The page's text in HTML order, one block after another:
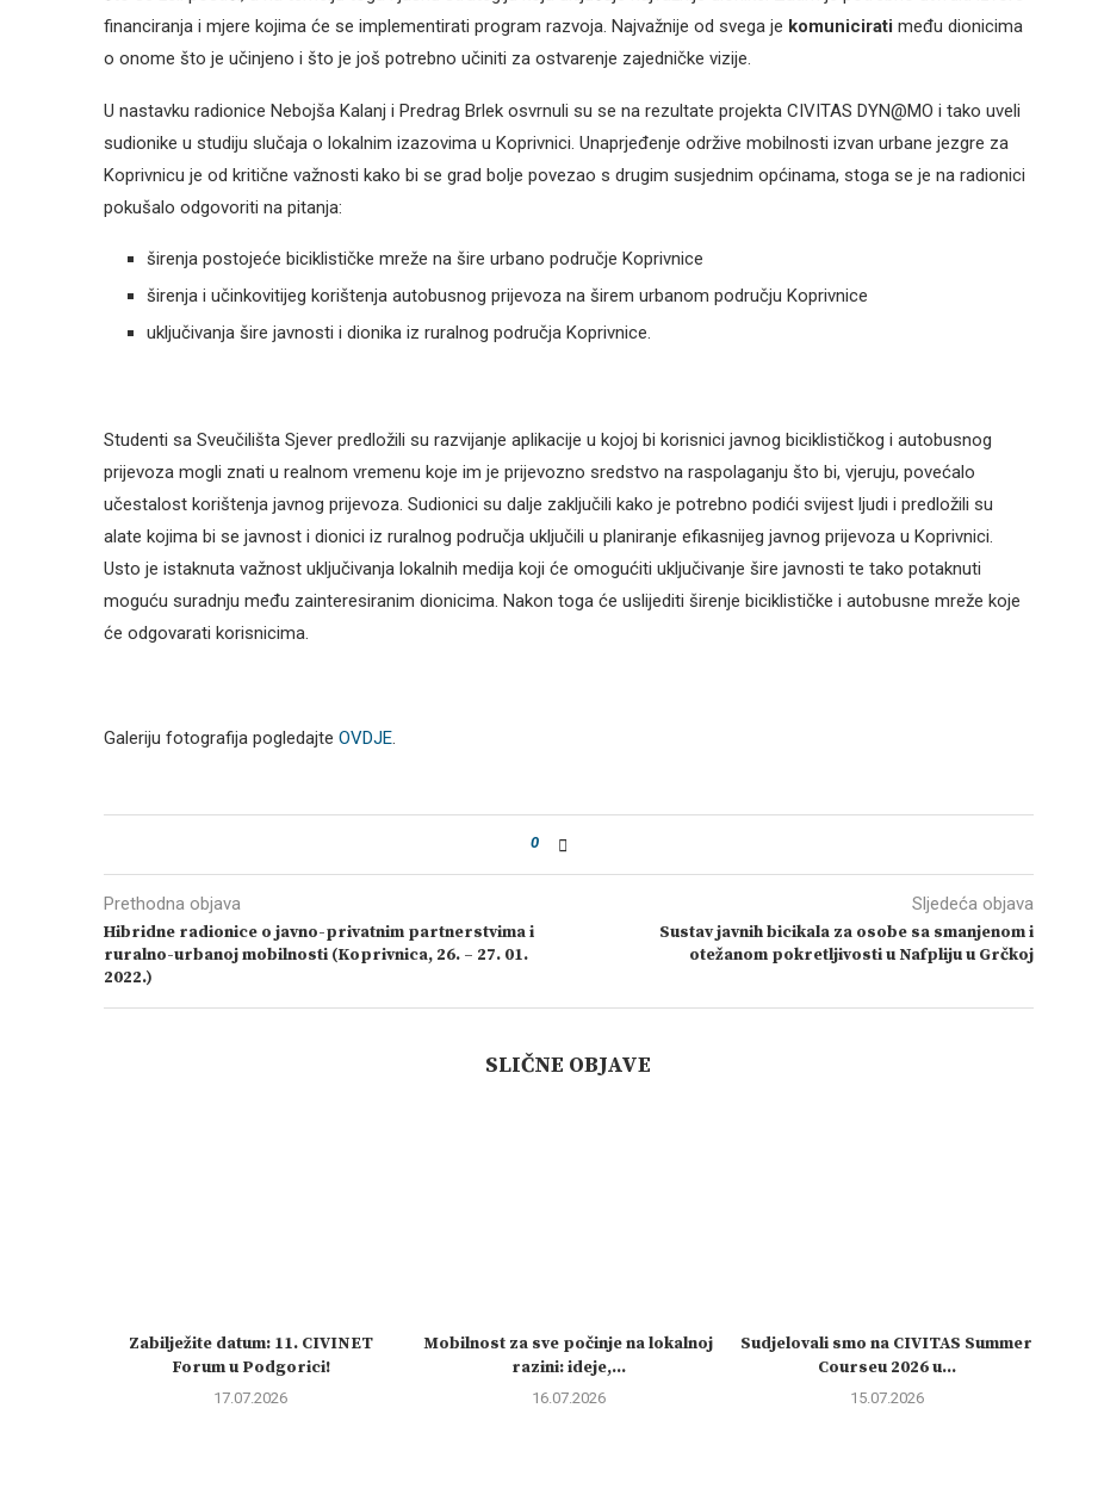
financiranja i mjere kojima će se implementirati program razvoja. Najvažnije od svega je komunicirati među dionicima
o onome što je učinjeno i što je još potrebno učiniti za ostvarenje zajedničke vizije.
U nastavku radionice Nebojša Kalanj i Predrag Brlek osvrnuli su se na rezultate projekta CIVITAS DYN@MO i tako uveli
sudionike u studiju slučaja o lokalnim izazovima u Koprivnici. Unaprjeđenje održive mobilnosti izvan urbane jezgre za
Koprivnicu je od kritične važnosti kako bi se grad bolje povezao s drugim susjednim općinama, stoga se je na radionici
pokušalo odgovoriti na pitanja:
širenja postojeće biciklističke mreže na šire urbano područje Koprivnice
širenja i učinkovitijeg korištenja autobusnog prijevoza na širem urbanom području Koprivnice
uključivanja šire javnosti i dionika iz ruralnog područja Koprivnice.
Studenti sa Sveučilišta Sjever predložili su razvijanje aplikacije u kojoj bi korisnici javnog biciklističkog i autobusnog
prijevoza mogli znati u realnom vremenu koje im je prijevozno sredstvo na raspolaganju što bi, vjeruju, povećalo
učestalost korištenja javnog prijevoza. Sudionici su dalje zaključili kako je potrebno podići svijest ljudi i predložili su
alate kojima bi se javnost i dionici iz ruralnog područja uključili u planiranje efikasnijeg javnog prijevoza u Koprivnici.
Usto je istaknuta važnost uključivanja lokalnih medija koji će omogućiti uključivanje šire javnosti te tako potaknuti
moguću suradnju među zainteresiranim dionicima. Nakon toga će uslijediti širenje biciklističke i autobusne mreže koje
će odgovarati korisnicima.
Galeriju fotografija pogledajte OVDJE.
0
Prethodna objava
Hibridne radionice o javno-privatnim partnerstvima i
ruralno-urbanoj mobilnosti (Koprivnica, 26. – 27. 01.
2022.)
Sljedeća objava
Sustav javnih bicikala za osobe sa smanjenom i
otežanom pokretljivosti u Nafpliju u Grčkoj
SLIČNE OBJAVE
Zabilježite datum: 11. CIVINET
Forum u Podgorici!
17.07.2026
Mobilnost za sve počinje na lokalnoj
razini: ideje,...
16.07.2026
Sudjelovali smo na CIVITAS Summer
Courseu 2026 u...
15.07.2026